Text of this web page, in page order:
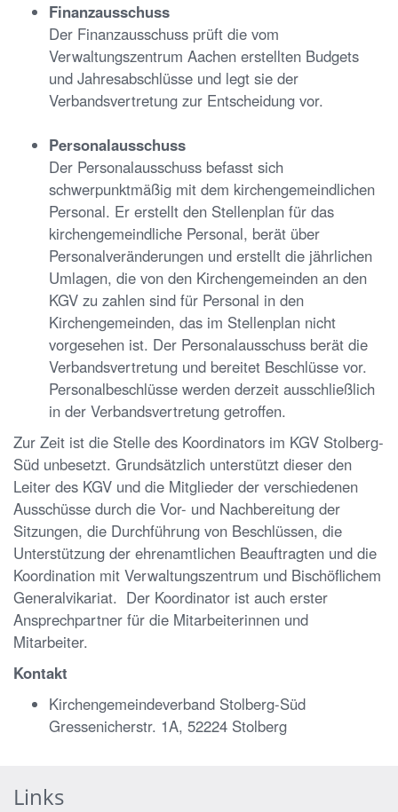
Finanzausschuss
Der Finanzausschuss prüft die vom
Verwaltungszentrum Aachen erstellten Budgets
und Jahresabschlüsse und legt sie der
Verbandsvertretung zur Entscheidung vor.
Personalausschuss
Der Personalausschuss befasst sich
schwerpunktmäßig mit dem kirchengemeindlichen
Personal. Er erstellt den Stellenplan für das
kirchengemeindliche Personal, berät über
Personalveränderungen und erstellt die jährlichen
Umlagen, die von den Kirchengemeinden an den
KGV zu zahlen sind für Personal in den
Kirchengemeinden, das im Stellenplan nicht
vorgesehen ist. Der Personalausschuss berät die
Verbandsvertretung und bereitet Beschlüsse vor.
Personalbeschlüsse werden derzeit ausschließlich
in der Verbandsvertretung getroffen.
Zur Zeit ist die Stelle des Koordinators im KGV Stolberg-
Süd unbesetzt. Grundsätzlich unterstützt dieser den
Leiter des KGV und die Mitglieder der verschiedenen
Ausschüsse durch die Vor- und Nachbereitung der
Sitzungen, die Durchführung von Beschlüssen, die
Unterstützung der ehrenamtlichen Beauftragten und die
Koordination mit Verwaltungszentrum und Bischöflichem
Generalvikariat. Der Koordinator ist auch erster
Ansprechpartner für die Mitarbeiterinnen und
Mitarbeiter.
Kontakt
Kirchengemeindeverband Stolberg-Süd
Gressenicherstr. 1A, 52224 Stolberg
Links